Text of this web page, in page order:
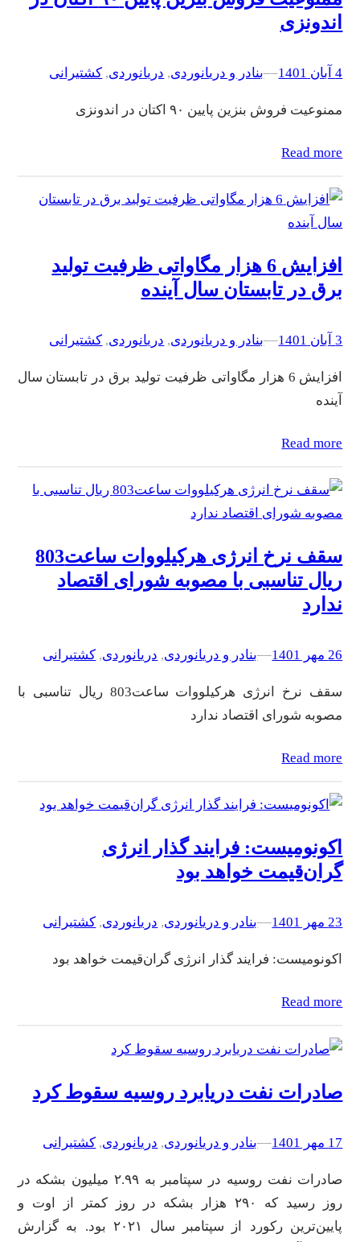
اندونزی
4 آبان 1401 –
–بنادر و دریانوردی, دریانوردی, کشتیرانی
ممنوعیت فروش بنزین پایین ۹۰ اکتان در اندونزی
Read more
افزایش 6 هزار مگاواتی ظرفیت تولید
برق در تابستان سال آینده
3 آبان 1401 –
–بنادر و دریانوردی, دریانوردی, کشتیرانی
افزایش 6 هزار مگاواتی ظرفیت تولید برق در تابستان سال
آینده
Read more
سقف نرخ انرژی هرکیلووات ساعت803
ریال تناسبی با مصوبه شورای اقتصاد
ندارد
26 مهر 1401 –
–بنادر و دریانوردی, دریانوردی, کشتیرانی
سقف نرخ انرژی هرکیلووات ساعت803 ریال تناسبی با
مصوبه شورای اقتصاد ندارد
Read more
اکونومیست: فرایند گذار انرژی
گران‌قیمت خواهد بود
23 مهر 1401 –
–بنادر و دریانوردی, دریانوردی, کشتیرانی
اکونومیست: فرایند گذار انرژی گران‌قیمت خواهد بود
Read more
صادرات نفت دریابرد روسیه سقوط کرد
17 مهر 1401 –
–بنادر و دریانوردی, دریانوردی, کشتیرانی
صادرات نفت روسیه در سپتامبر به ۲.۹۹ میلیون بشکه در
روز رسید که ۲۹۰ هزار بشکه در روز کمتر از اوت و
پایین‌ترین رکورد از سپتامبر سال ۲۰۲۱ بود. به گزارش